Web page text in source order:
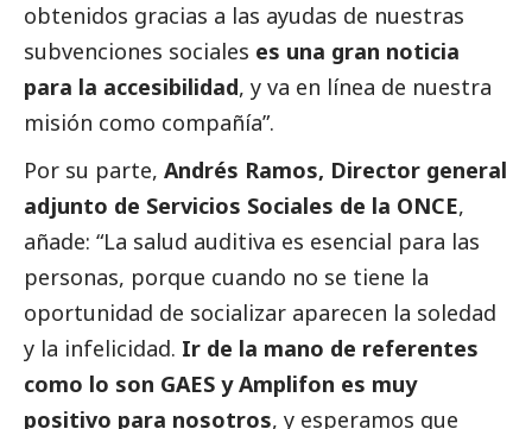
obtenidos gracias a las ayudas de nuestras
subvenciones sociales es una gran noticia
para la accesibilidad, y va en línea de nuestra
misión como compañía”.
Por su parte, Andrés Ramos, Director general
adjunto de Servicios Sociales de la ONCE,
añade: “La salud auditiva es esencial para las
personas, porque cuando no se tiene la
oportunidad de socializar aparecen la soledad
y la infelicidad. Ir de la mano de referentes
como lo son GAES y Amplifon es muy
positivo para nosotros, y esperamos que